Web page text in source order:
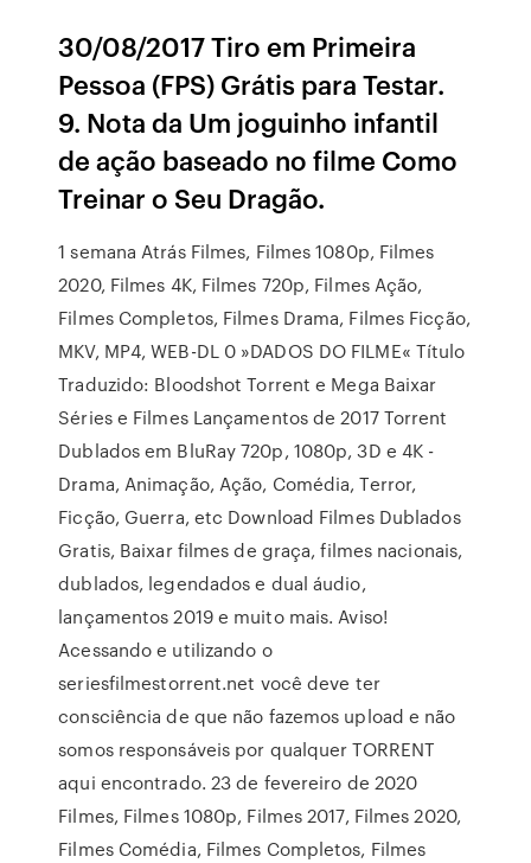
30/08/2017 Tiro em Primeira
Pessoa (FPS) Grátis para Testar.
9. Nota da Um joguinho infantil
de ação baseado no filme Como
Treinar o Seu Dragão.
1 semana Atrás Filmes, Filmes 1080p, Filmes
2020, Filmes 4K, Filmes 720p, Filmes Ação,
Filmes Completos, Filmes Drama, Filmes Ficção,
MKV, MP4, WEB-DL 0 »DADOS DO FILME« Título
Traduzido: Bloodshot Torrent e Mega Baixar
Séries e Filmes Lançamentos de 2017 Torrent
Dublados em BluRay 720p, 1080p, 3D e 4K -
Drama, Animação, Ação, Comédia, Terror,
Ficção, Guerra, etc Download Filmes Dublados
Gratis, Baixar filmes de graça, filmes nacionais,
dublados, legendados e dual áudio,
lançamentos 2019 e muito mais. Aviso!
Acessando e utilizando o
seriesfilmestorrent.net você deve ter
consciência de que não fazemos upload e não
somos responsáveis por qualquer TORRENT
aqui encontrado. 23 de fevereiro de 2020
Filmes, Filmes 1080p, Filmes 2017, Filmes 2020,
Filmes Comédia, Filmes Completos, Filmes